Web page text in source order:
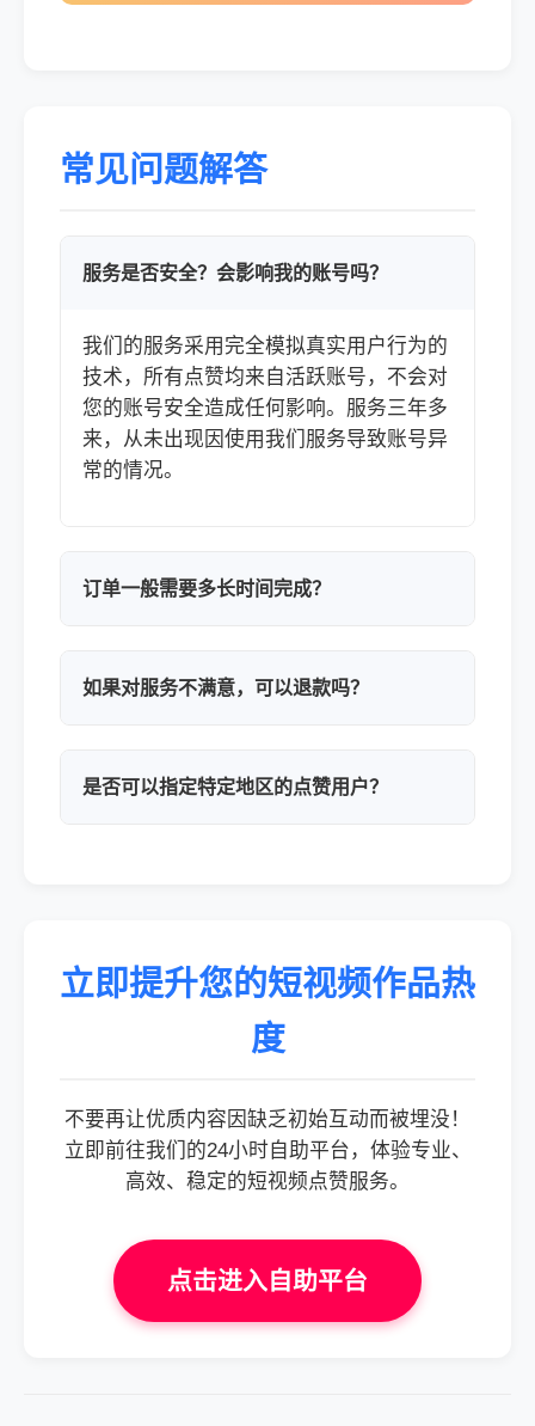
常见问题解答
服务是否安全？会影响我的账号吗？
我们的服务采用完全模拟真实用户行为的
技术，所有点赞均来自活跃账号，不会对
您的账号安全造成任何影响。服务三年多
来，从未出现因使用我们服务导致账号异
常的情况。
订单一般需要多长时间完成？
如果对服务不满意，可以退款吗？
是否可以指定特定地区的点赞用户？
立即提升您的短视频作品热
度
不要再让优质内容因缺乏初始互动而被埋没！
立即前往我们的24小时自助平台，体验专业、
高效、稳定的短视频点赞服务。
点击进入自助平台